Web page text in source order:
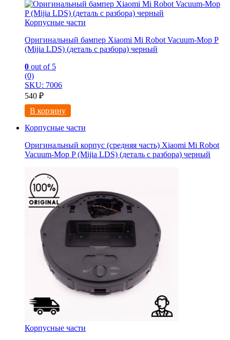
Корпусные части
Оригинальный бампер Xiaomi Mi Robot Vacuum-Mop P
(Mijia LDS) (деталь с разбора) черный
0 out of 5
(0)
SKU: 7006
540 ₽
В корзину
Корпусные части
Оригинальный корпус (средняя часть) Xiaomi Mi Robot
Vacuum-Mop P (Mijia LDS) (деталь с разбора) черный
Корпусные части